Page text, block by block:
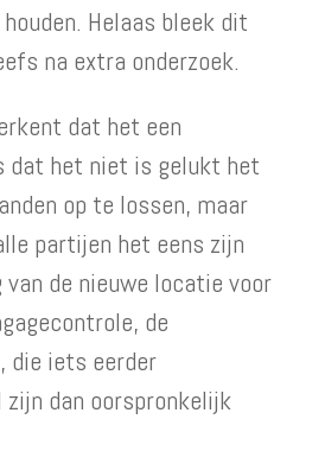
Helaas bleek dit
na extra onderzoek.
dat het een
dat het niet is gelukt het
op te lossen, maar
partijen het eens zijn
van de nieuwe locatie voor
de
die iets eerder
zijn dan oorspronkelijk